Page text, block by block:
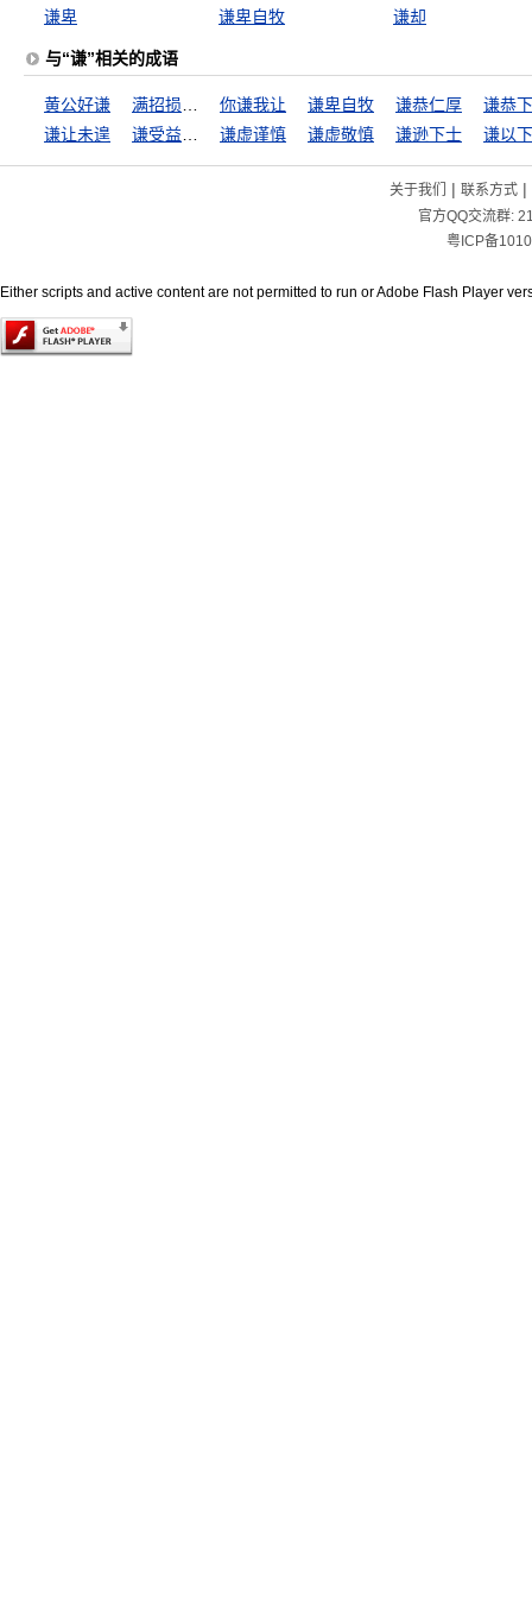
谦卑
谦卑自牧 谦却
与“谦”相关的成语
黄公好谦 你谦我让 谦卑自牧 谦恭仁厚
谦恭
谦让未遑
谦虚谨慎 谦虚敬慎 谦逊下士 谦以
关于我们 | 联系方式|
官方QQ交流群:
粤ICP备
Either scripts and active content are not permitted to run or Adobe Flash Player